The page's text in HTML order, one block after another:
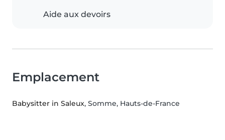
Aide aux devoirs
Emplacement
Babysitter in Saleux, Somme, Hauts-de-France